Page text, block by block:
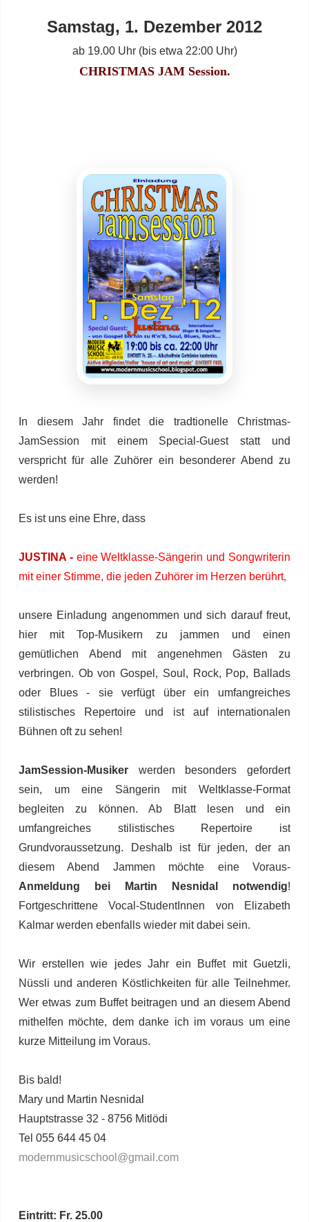
Samstag, 1. Dezember 2012
ab 19.00 Uhr (bis etwa 22:00 Uhr)
CHRISTMAS JAM Session.
In diesem Jahr findet die tradtionelle Christmas-
JamSession mit einem Special-Guest statt und
verspricht für alle Zuhörer ein besonderer Abend zu
werden!
Es ist uns eine Ehre, dass
JUSTINA - eine Weltklasse-Sängerin und Songwriterin
mit einer Stimme, die jeden Zuhörer im Herzen berührt,
unsere Einladung angenommen und sich darauf freut,
hier mit Top-Musikern zu jammen und einen
gemütlichen Abend mit angenehmen Gästen zu
verbringen. Ob von Gospel, Soul, Rock, Pop, Ballads
oder Blues - sie verfügt über ein umfangreiches
stilistisches Repertoire und ist auf internationalen
Bühnen oft zu sehen!
JamSession-Musiker werden besonders gefordert
sein, um eine Sängerin mit Weltklasse-Format
begleiten zu können. Ab Blatt lesen und ein
umfangreiches stilistisches Repertoire ist
Grundvoraussetzung. Deshalb ist für jeden, der an
diesem Abend Jammen möchte eine Voraus-
Anmeldung bei Martin Nesnidal notwendig!
Fortgeschrittene Vocal-StudentInnen von Elizabeth
Kalmar werden ebenfalls wieder mit dabei sein.
Wir erstellen wie jedes Jahr ein Buffet mit Guetzli,
Nüssli und anderen Köstlichkeiten für alle Teilnehmer.
Wer etwas zum Buffet beitragen und an diesem Abend
mithelfen möchte, dem danke ich im voraus um eine
kurze Mitteilung im Voraus.
Bis bald!
Mary und Martin Nesnidal
Hauptstrasse 32 - 8756 Mitlödi
Tel 055 644 45 04
modernmusicschool@gmail.com
Eintritt: Fr. 25.00